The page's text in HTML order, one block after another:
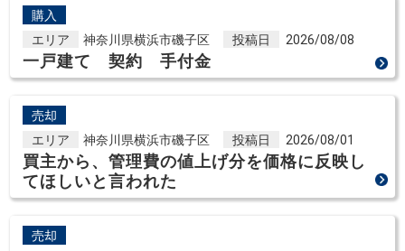
購入
エリア
神奈川県横浜市磯子区 投稿日 2026/08/08
一戸建て 契約 手付金
売却
エリア
神奈川県横浜市磯子区 投稿日 2026/08/01
買主から、管理費の値上げ分を価格に反映し
てほしいと言われた
売却